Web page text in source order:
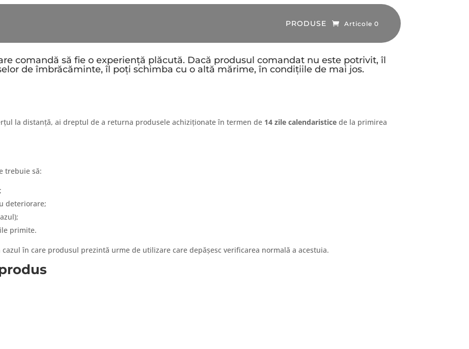
PRODUSE Articole 0
PRODUSE Articole 0
comandă să fie o experiență plăcută. Dacă produsul comandat nu este potrivit, îl
de îmbrăcăminte, îl poți schimba cu o altă mărime, în condițiile de mai jos.
la distanță, ai dreptul de a returna produsele achiziționate în termen de 14 zile calendaristice de la primirea
trebuie să:
deteriorare;
primite.
în care produsul prezintă urme de utilizare care depășesc verificarea normală a acestuia.